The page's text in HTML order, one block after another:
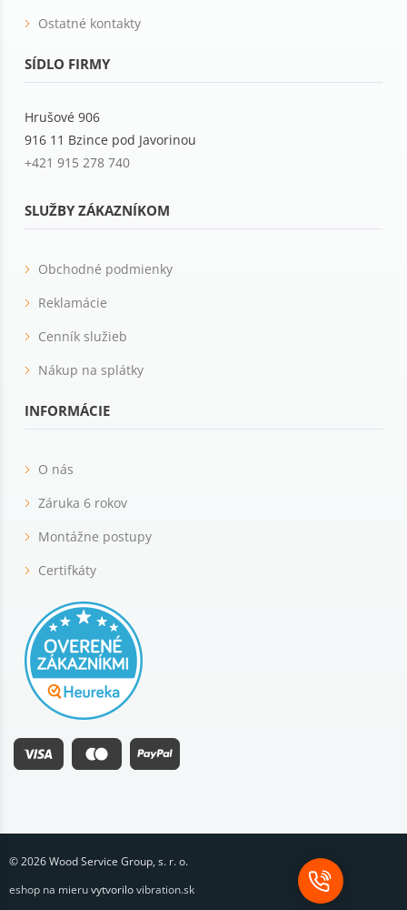
Ostatné kontakty
SÍDLO FIRMY
Hrušové 906
916 11 Bzince pod Javorinou
+421 915 278 740
SLUŽBY ZÁKAZNÍKOM
Obchodné podmienky
Reklamácie
Cenník služieb
Nákup na splátky
INFORMÁCIE
O nás
Záruka 6 rokov
Montážne postupy
Certifkáty
© 2026 Wood Service Group, s. r. o.
eshop na mieruvytvorilovibration.sk